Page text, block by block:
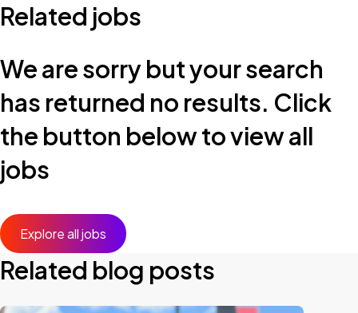
Related jobs
We are sorry but your search
has returned no results. Click
the button below to view all
jobs
Explore all jobs
Related blog posts